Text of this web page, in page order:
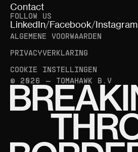
Contact
FOLLOW US
LinkedIn/Facebook/Instagram
© 2026 — TOMAHAWK B.V
ALGEMENE VOORWAARDEN
PRIVACYVERKLARING
COOKIE INSTELLINGEN